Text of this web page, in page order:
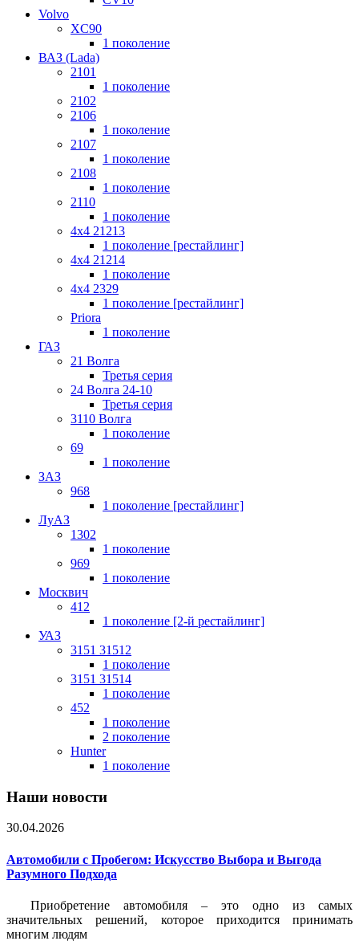
Volvo
XC90
1 поколение
ВАЗ (Lada)
2101
1 поколение
2102
2106
1 поколение
2107
1 поколение
2108
1 поколение
2110
1 поколение
4x4 21213
1 поколение [рестайлинг]
4x4 21214
1 поколение
4x4 2329
1 поколение [рестайлинг]
Priora
1 поколение
ГАЗ
21 Волга
Третья серия
24 Волга 24-10
Третья серия
3110 Волга
1 поколение
69
1 поколение
ЗАЗ
968
1 поколение [рестайлинг]
ЛуАЗ
1302
1 поколение
969
1 поколение
Москвич
412
1 поколение [2-й рестайлинг]
УАЗ
3151 31512
1 поколение
3151 31514
1 поколение
452
1 поколение
2 поколение
Hunter
1 поколение
Наши новости
30.04.2026
Автомобили с Пробегом: Искусство Выбора и Выгода
Разумного Подхода
Приобретение автомобиля – это одно из самых
значительных решений, которое приходится принимать
многим людям